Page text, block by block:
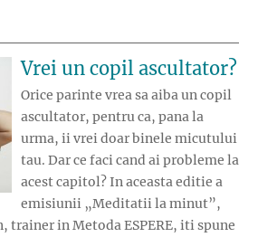
Vrei un copil ascultator?
Orice parinte vrea sa aiba un copil
ascultator, pentru ca, pana la
urma, ii vrei doar binele micutului
tau. Dar ce faci cand ai probleme la
acest capitol? In aceasta editie a
emisiunii „Meditatii la minut”,
trainer in Metoda ESPERE, iti spune